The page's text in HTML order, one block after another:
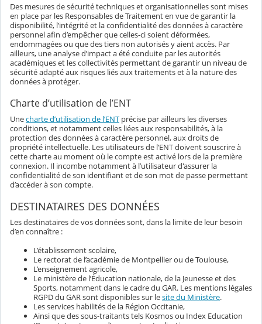
Des mesures de sécurité techniques et organisationnelles sont mises
en place par les Responsables de Traitement en vue de garantir la
disponibilité, l’intégrité et la confidentialité des données à caractère
personnel afin d’empêcher que celles-ci soient déformées,
endommagées ou que des tiers non autorisés y aient accès. Par
ailleurs, une analyse d’impact a été conduite par les autorités
académiques et les collectivités permettant de garantir un niveau de
sécurité adapté aux risques liés aux traitements et à la nature des
données à protéger.
Charte d’utilisation de l’ENT
Unecharte d’utilisation de l’ENT précise par ailleurs les diverses
conditions, et notamment celles liées aux responsabilités, à la
protection des données à caractère personnel, aux droits de
propriété intellectuelle. Les utilisateurs de l’ENT doivent souscrire à
cette charte au moment où le compte est activé lors de la première
connexion. Il incombe notamment à l’utilisateur d'assurer la
confidentialité de son identifiant et de son mot de passe permettant
d’accéder à son compte.
DESTINATAIRES DES DONNÉES
Les destinataires de vos données sont, dans la limite de leur besoin
d’en connaître :
L’établissement scolaire,
Le rectorat de l’académie de Montpellier ou de Toulouse,
L’enseignement agricole,
Le ministère de l’Éducation nationale, de la Jeunesse et des
Sports, notamment dans le cadre du GAR. Les mentions légales
RGPD du GAR sont disponibles sur lesite du Ministère.
Les services habilités de la Région Occitanie,
Ainsi que des sous-traitants tels Kosmos ou Index Education